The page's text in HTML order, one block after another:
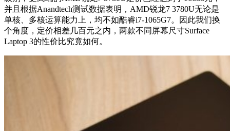
并且根据Anandtech测试数据表明，AMD锐龙7 3780U无论是
单核、多核运算能力上，均不如酷睿i7-1065G7。因此我们换
个角度，定价相差几百元之内，两款不同屏幕尺寸Surface
Laptop 3的性价比究竟如何。